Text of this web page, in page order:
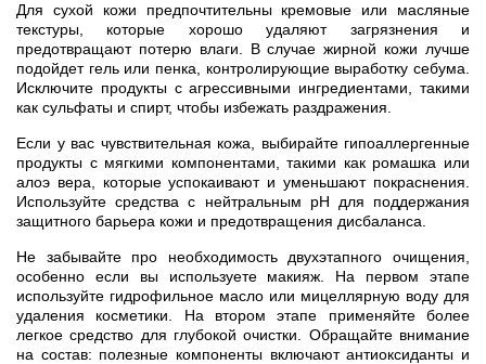
Для сухой кожи предпочтительны кремовые или масляные
текстуры, которые хорошо удаляют загрязнения и
предотвращают потерю влаги. В случае жирной кожи лучше
подойдет гель или пенка, контролирующие выработку себума.
Исключите продукты с агрессивными ингредиентами, такими
как сульфаты и спирт, чтобы избежать раздражения.
Если у вас чувствительная кожа, выбирайте гипоаллергенные
продукты с мягкими компонентами, такими как ромашка или
алоэ вера, которые успокаивают и уменьшают покраснения.
Используйте средства с нейтральным pH для поддержания
защитного барьера кожи и предотвращения дисбаланса.
Не забывайте про необходимость двухэтапного очищения,
особенно если вы используете макияж. На первом этапе
используйте гидрофильное масло или мицеллярную воду для
удаления косметики. На втором этапе применяйте более
легкое средство для глубокой очистки. Обращайте внимание
на состав: полезные компоненты включают антиоксиданты и